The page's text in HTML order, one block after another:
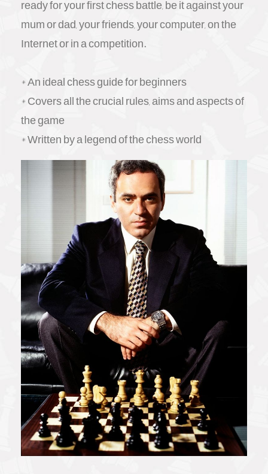
ready for your first chess battle, be it against your
mum or dad, your friends, your computer, on the
Internet or in a competition.
* An ideal chess guide for beginners
* Covers all the crucial rules, aims and aspects of
the game
* Written by a legend of the chess world